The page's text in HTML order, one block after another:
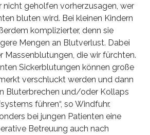
nicht geholfen vorherzusagen, wer
bluten wird. Bei kleinen Kindern
komplizierter, denn sie
Mengen an Blutverlust. Dabei
Massenblutungen, die wir fürchten.
Sickerblutungen können große
verschluckt werden und dann
Bluterbrechen und/oder Kollaps
führen“, so Windfuhr.
bei jungen Patienten eine
Betreuung auch nach